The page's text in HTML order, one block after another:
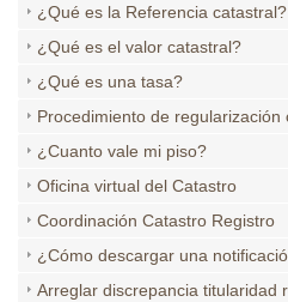
¿Qué es la Referencia catastral?
¿Qué es el valor catastral?
¿Qué es una tasa?
Procedimiento de regularización
¿Cuanto vale mi piso?
Oficina virtual del Catastro
Coordinación Catastro Registro
¿Cómo descargar una
Arreglar discrepancia titularidad